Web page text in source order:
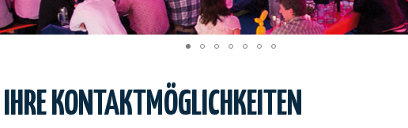
IHRE KONTAKTMÖGLICHKEITEN